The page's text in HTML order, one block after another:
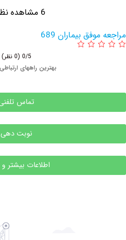
بیماران 689
بهترین راههای ارتباطی این دکتر
تماس تلفنی
نوبت دهی
اطلاعات بیشتر و آدرس